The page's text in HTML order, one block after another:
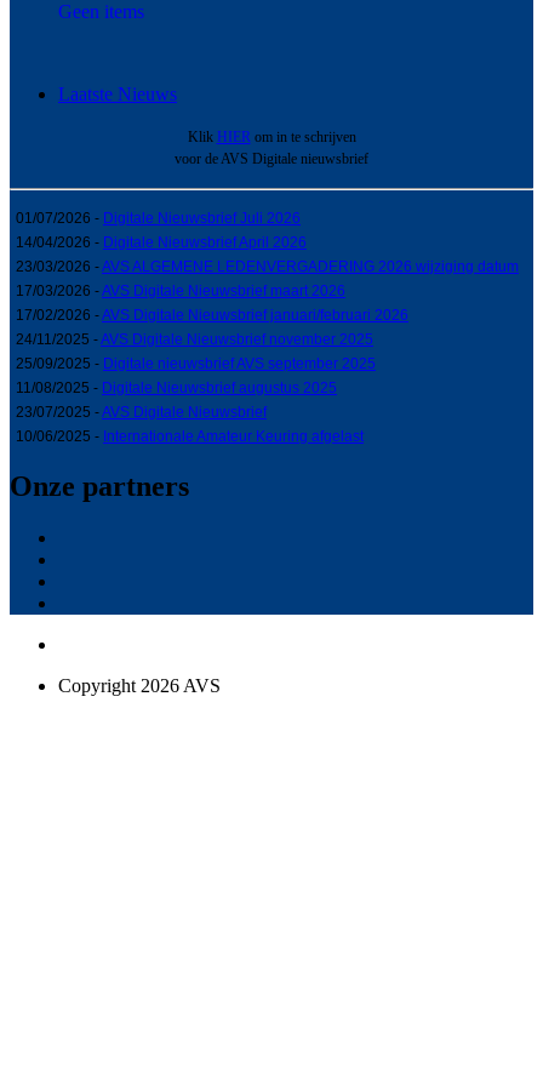
Geen items
Laatste Nieuws
Klik HIERom in te schrijven
voor de AVS Digitale nieuwsbrief
01/07/2026 - Digitale Nieuwsbrief Juli 2026
14/04/2026 - Digitale Nieuwsbrief April 2026
23/03/2026 -AVS ALGEMENE LEDENVERGADERING 2026 wijziging datum
17/03/2026 -AVS Digitale Nieuwsbrief maart 2026
17/02/2026 -AVS Digitale Nieuwsbrief januari/februari 2026
24/11/2025 -AVS Digitale Nieuwsbrief november 2025
25/09/2025 - Digitale nieuwsbrief AVS september 2025
11/08/2025 - Digitale Nieuwsbrief augustus 2025
23/07/2025 -AVS Digitale Nieuwsbrief
10/06/2025 - Internationale Amateur Keuring afgelast
Onze partners
Copyright 2026 AVS